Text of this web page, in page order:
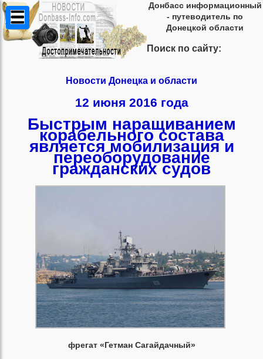
Донбасс информационный
- путеводитель по
Донецкой области
Поиск по сайту:
Новости Донецка и области
12 июня 2016 года
Быстрым наращиванием
корабельного состава
является мобилизация и
переоборудование
гражданских судов
фрегат «Гетман Сагайдачный»